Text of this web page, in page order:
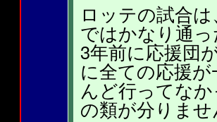
ロッテの試合
ではかなり通
3年前に応援団
に全ての応援
んど行ってな
の類が分りま